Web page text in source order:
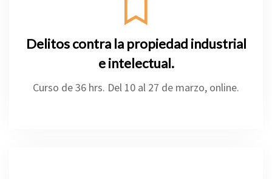
Delitos contra la propiedad industrial
e intelectual.
Curso de 36 hrs. Del 10 al 27 de marzo, online.